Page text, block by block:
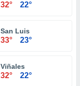
32° 22°
San Luis
33° 23°
Viñales
32° 22°